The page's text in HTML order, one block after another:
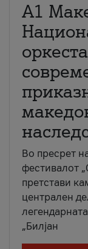
А1
Во пресрет
фестивалот
претстави
централен
„Билјан